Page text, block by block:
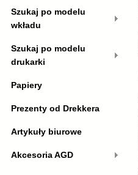
Szukaj po modelu
wkładu
Szukaj po modelu
drukarki
Papiery
Prezenty od Drekkera
Artykuły biurowe
Akcesoria AGD